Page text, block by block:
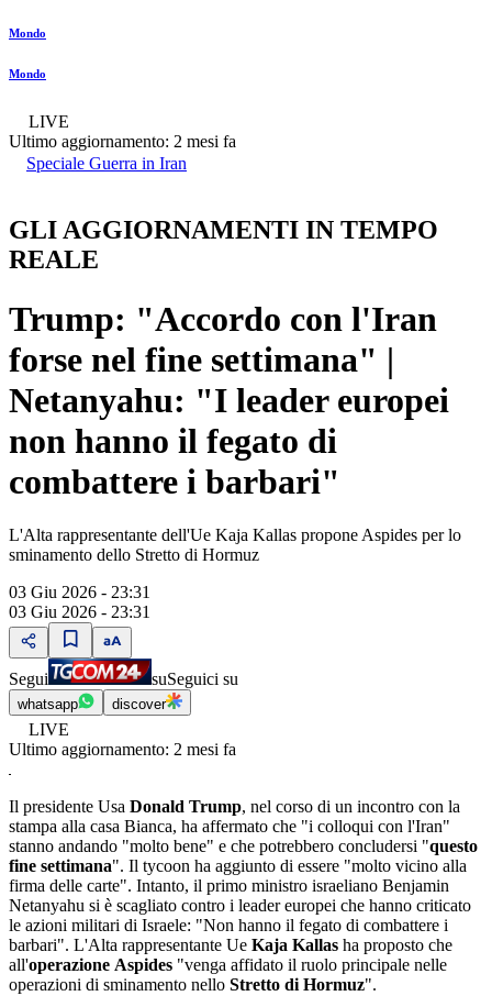
Mondo
Mondo
LIVE
Ultimo aggiornamento: 2 mesi fa
Speciale Guerra in Iran
GLI AGGIORNAMENTI IN TEMPO
REALE
Trump: "Accordo con l'Iran
forse nel fine settimana" |
Netanyahu: "I leader europei
non hanno il fegato di
combattere i barbari"
L'Alta rappresentante dell'Ue Kaja Kallas propone Aspides per lo
sminamento dello Stretto di Hormuz
03 Giu 2026 - 23:31
03 Giu 2026 - 23:31
Segui suSeguici su
whatsapp discover
LIVE
Ultimo aggiornamento: 2 mesi fa
Il presidente Usa Donald Trump, nel corso di un incontro con la
stampa alla casa Bianca, ha affermato che "i colloqui con l'Iran"
stanno andando "molto bene" e che potrebbero concludersi "questo
fine settimana". Il tycoon ha aggiunto di essere "molto vicino alla
firma delle carte". Intanto, il primo ministro israeliano Benjamin
Netanyahu si è scagliato contro i leader europei che hanno criticato
le azioni militari di Israele: "Non hanno il fegato di combattere i
barbari". L'Alta rappresentante Ue Kaja Kallas ha proposto che
all'operazione Aspides "venga affidato il ruolo principale nelle
operazioni di sminamento nello Stretto di Hormuz".